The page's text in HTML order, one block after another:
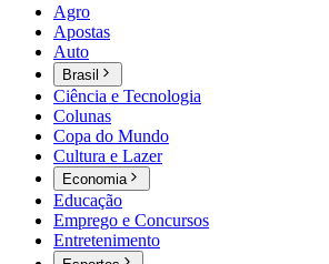
Agro
Apostas
Auto
Brasil
Ciência e Tecnologia
Colunas
Copa do Mundo
Cultura e Lazer
Economia
Educação
Emprego e Concursos
Entretenimento